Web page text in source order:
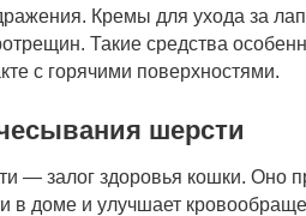
Кремы для ухода за
Такие средства
с горячими поверхностями.
шерсти
— залог здоровья кошки. Оно
в доме и улучшает